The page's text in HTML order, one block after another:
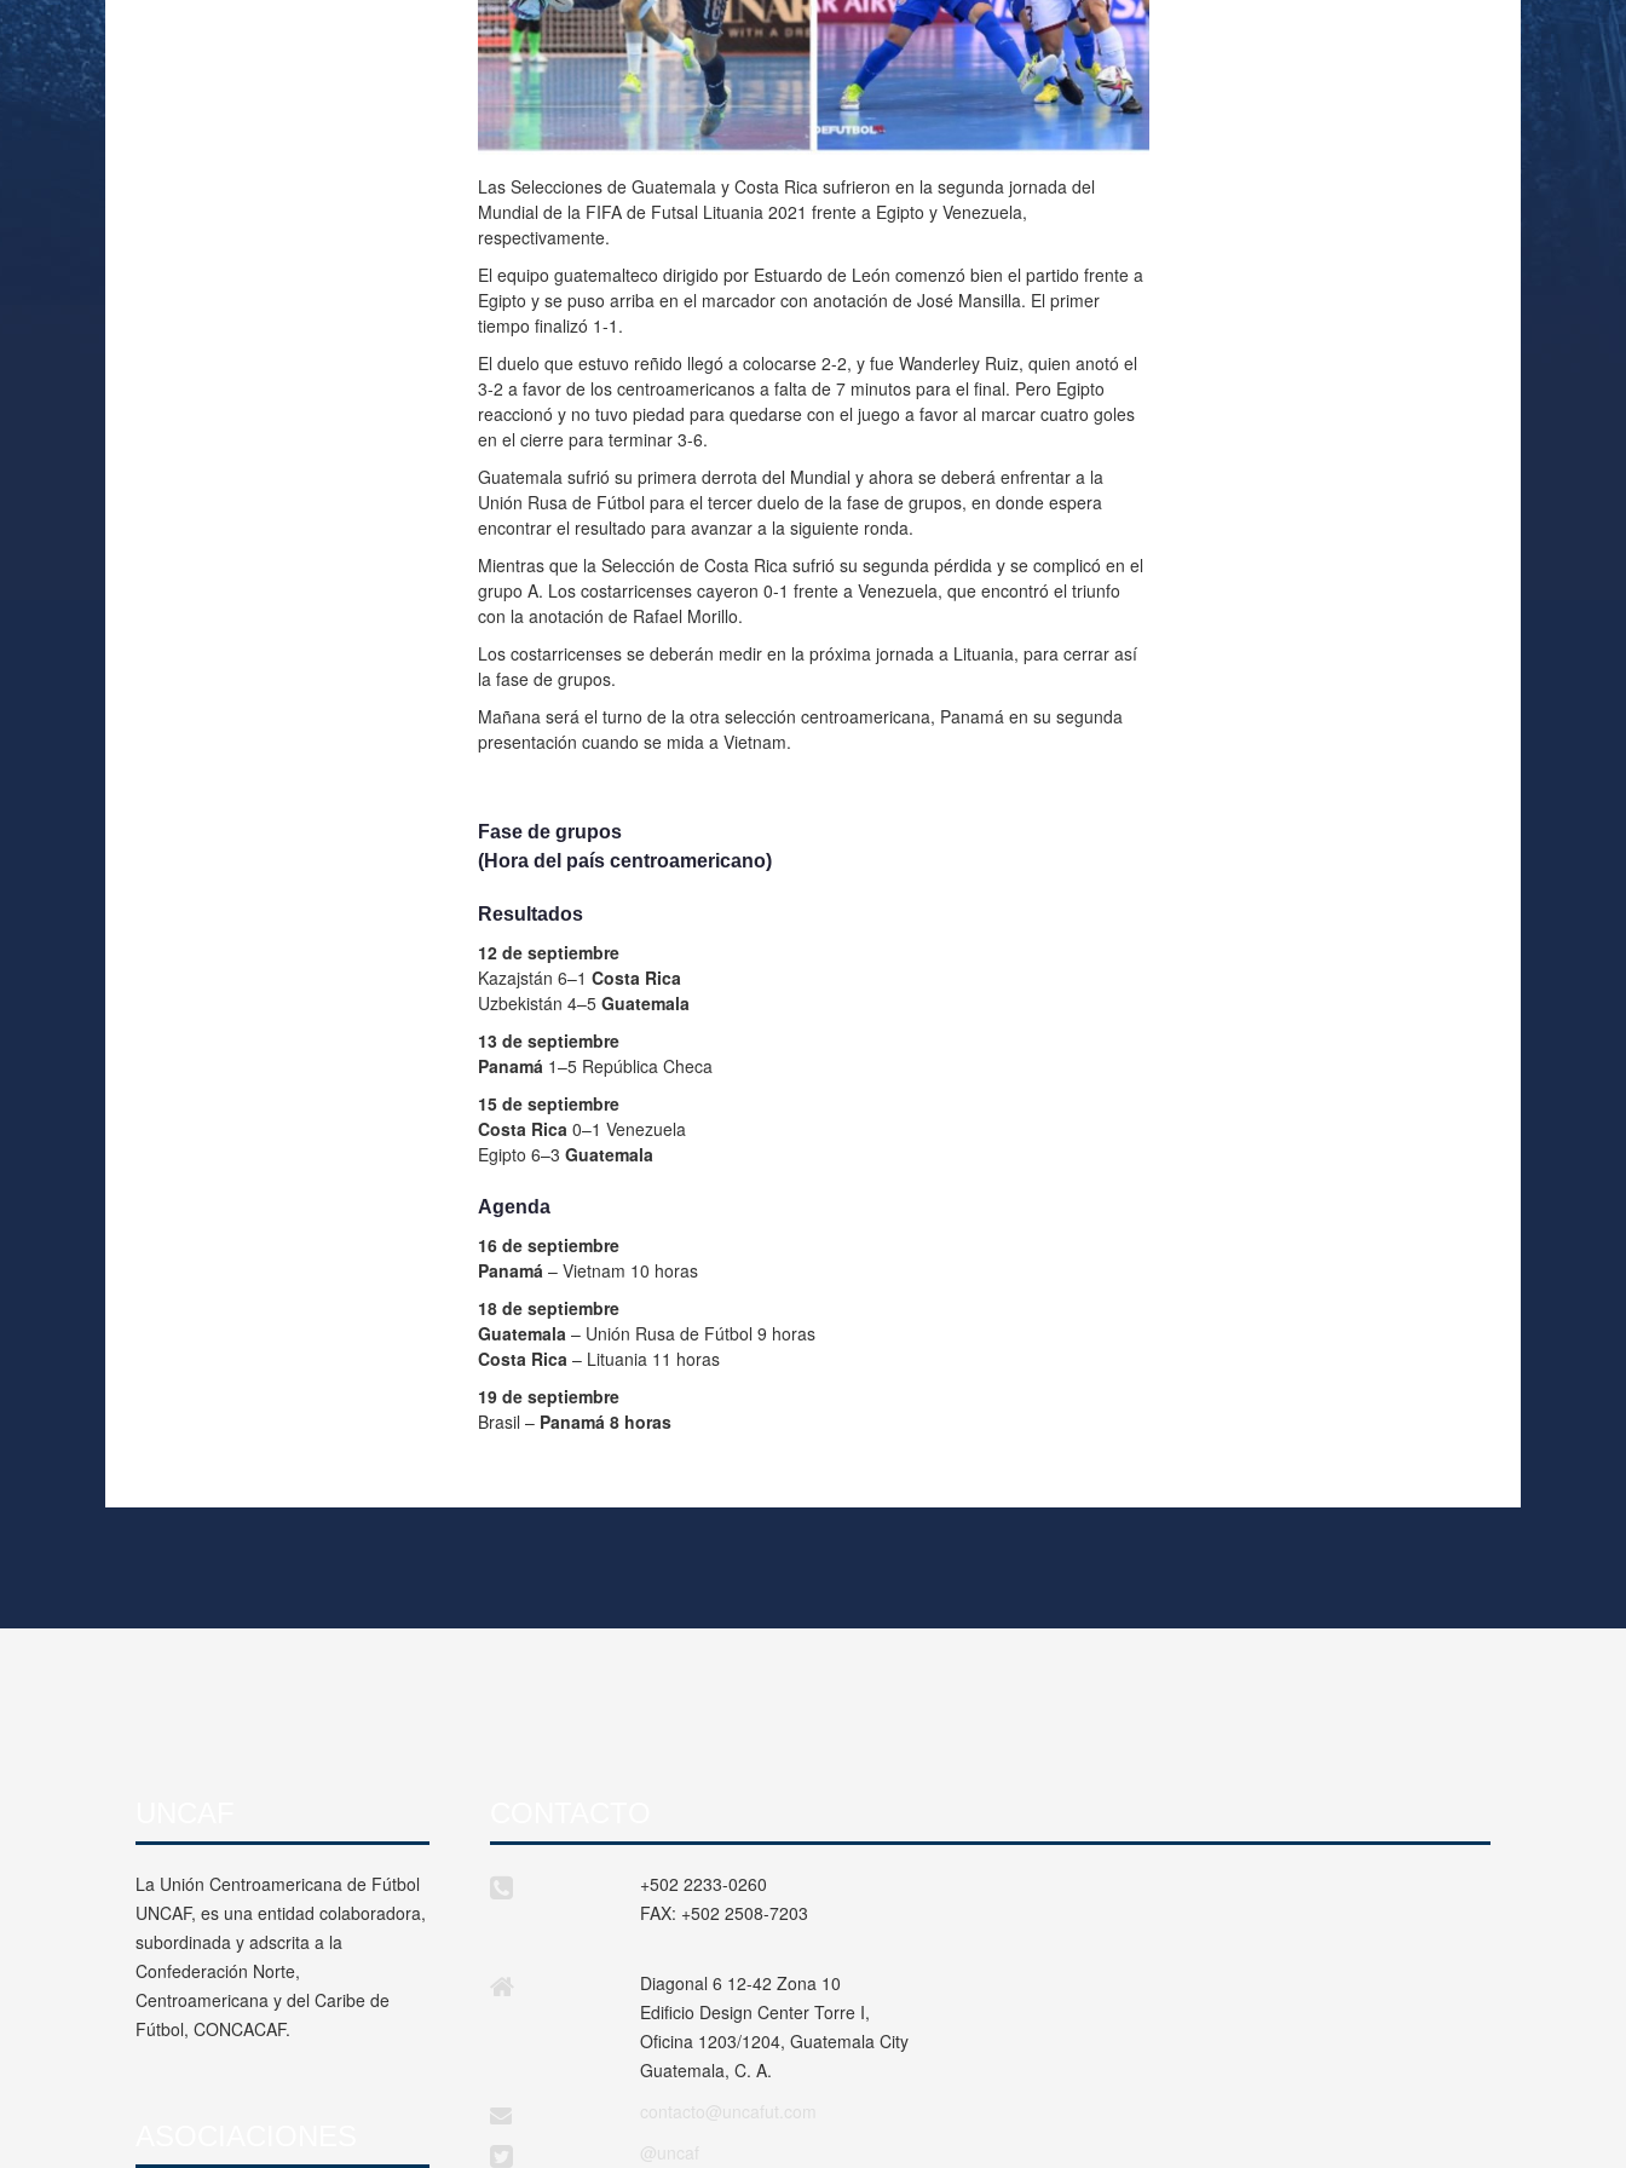
Las Selecciones de Guatemala y Costa Rica sufrieron en la segunda jornada del
Mundial de la FIFA de Futsal Lituania 2021 frente a Egipto y Venezuela,
respectivamente.
El equipo guatemalteco dirigido por Estuardo de León comenzó bien el partido frente a
Egipto y se puso arriba en el marcador con anotación de José Mansilla. El primer
tiempo finalizó 1-1.
El duelo que estuvo reñido llegó a colocarse 2-2, y fue Wanderley Ruiz, quien anotó el
3-2 a favor de los centroamericanos a falta de 7 minutos para el final. Pero Egipto
reaccionó y no tuvo piedad para quedarse con el juego a favor al marcar cuatro goles
en el cierre para terminar 3-6.
Guatemala sufrió su primera derrota del Mundial y ahora se deberá enfrentar a la
Unión Rusa de Fútbol para el tercer duelo de la fase de grupos, en donde espera
encontrar el resultado para avanzar a la siguiente ronda.
Mientras que la Selección de Costa Rica sufrió su segunda pérdida y se complicó en el
grupo A. Los costarricenses cayeron 0-1 frente a Venezuela, que encontró el triunfo
con la anotación de Rafael Morillo.
Los costarricenses se deberán medir en la próxima jornada a Lituania, para cerrar así
la fase de grupos.
Mañana será el turno de la otra selección centroamericana, Panamá en su segunda
presentación cuando se mida a Vietnam.
Fase de grupos
(Hora del país centroamericano)
Resultados
12 de septiembre
Kazajstán 6–1 Costa Rica
Uzbekistán 4–5 Guatemala
13 de septiembre
Panamá1–5 República Checa
15 de septiembre
Costa Rica0–1 Venezuela
Egipto 6–3 Guatemala
Agenda
16 de septiembre
Panamá– Vietnam 10 horas
18 de septiembre
Guatemala– Unión Rusa de Fútbol 9 horas
Costa Rica– Lituania 11 horas
19 de septiembre
Brasil – Panamá 8 horas
La Unión Centroamericana de Fútbol
UNCAF, es una entidad colaboradora,
subordinada y adscrita a la
Confederación Norte,
Centroamericana y del Caribe de
Fútbol, CONCACAF.
+502 2233-0260
FAX: +502 2508-7203
Diagonal 6 12-42 Zona 10
Edificio Design Center Torre I,
Oficina 1203/1204, Guatemala City
Guatemala, C. A.
contacto@uncafut.com
@uncaf